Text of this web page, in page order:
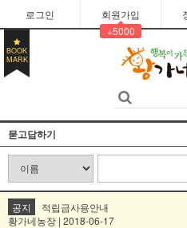
로그인
회원가입
+5000
BOOK
MARK
묻고답하기
공지
적립금사용안내
황가네농장 | 2018-06-17